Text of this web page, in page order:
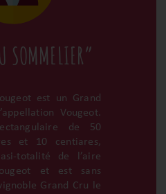
est un Grand
Vougeot.
de 50
et 10 centiares,
totalité de l’aire
et est sans
Grand Cru le